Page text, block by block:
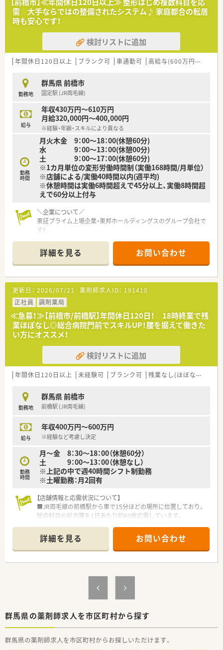
■会社と店舗の距離が非常に近く相談もしやすいため、風通しが
良くて良好な人間関係が築かれています。
■人と人とのつながりを重要視する社風があり、お互いに助け合
いながら業務を進める職場です。
【こんな方にオススメ】
■残業が少なく有給休暇も取得しやすいため、ワークライフバラ
■主な応需科目が小児科や皮膚科、アレルギー科などの比較的軽
量な科目をお探しの方におすすめです。
■社長が現場に理解を示してくれるような、風通しが良い調剤チ
ェーンで就業したい方に向いています。
需 大手ならではの整備されたシステム♪ 家庭都合の転居
時も安心です！
検討リストに追加
年間休日120日以上 ブランク可 車通勤可 高給与(600万円以上)
勤務地
群馬県 前橋市
国定駅 (JR両毛線)
給与
年収430万円～610万円
月給320,000円～400,000円
※経験・年齢・スキルにより異なる
勤務
時間
月火木金 9：00～18：00(休憩60分)
水 9：00～13：00(休憩00分)
土 9：00～17：00(休憩60分)
※1カ月単位の変形労働時間制（実働168時間/月単位）
※店舗による/実働40時間以内(週平均)
※休憩時間は実働6時間超えで45分以上、実働8時間超
えで60分以上付与
＼企業について／
東証プライム上場企業・東邦ホールディングスのグループ会社で
す！
「全ては健康を願う人々のために」をモットーに、地域の皆さま
に信頼されるかかりつけ薬局を目指しています。
≪≪≪ ここが魅力 ≫≫≫
☆【教育・研修制度】
フォローアップ研修・エキスパート研修・薬局長研修・管理者研修
などスキルに合わせた研修制度をご用意。
またe-learningを導入しており、こちらは会社で費用補助をして
います。
その他、学会発表にも積極的に参加しており、日々の取り組みか
ら奨励し調剤過誤防止については全社共有しています。
☆【福利厚生面】
産前・産後・育児休暇は100%取得可能で、時短勤務で働く社員も
多数いる環境です。
応じて、長く安心して働ける環境作りをしております。
詳細を見る お問い合わせ
更新日： 2026/07/21 薬剤師求人ID： 191410
正社員
調剤薬局
≪急募！≫【前橋市/前橋駅】年間休日120日！ 18時終業で残
業ほぼなし◎総合病院門前でスキルUP！腰を据えて働きた
い方にオススメ！
検討リストに追加
年間休日120日以上 未経験可 ブランク可 残業なし(ほぼなし含む)
勤務地
群馬県 前橋市
前橋駅 (JR両毛線)
給与
年収400万円～600万円
※経験など考慮し決定
勤務
時間
月～金 8：30～18：00（休憩60分）
土 9：00～13：00（休憩なし）
※上記の中で週40時間シフト制勤務
※土曜勤務：月2回有
【店舗情報と応需状況について】
■JR両毛線の前橋駅から車で15分ほどの場所に位置しており、
総合科目の処方箋を1日あたり約60枚応需しています。
名体制で協力しながらゆとりを持って業務に取り組めます。
■周辺の医療機関との連携も密に取れており、幅広い疾患に対応
できるため、薬剤師としてのスキルアップに繋がる環境です。
■産前産後休業や育児休業の取得率がほぼ100％と非常に高く、
ライフステージの変化に合わせて柔軟に働き続けられる環境で
め、焦ることなく患者様との対話に時間をかけることができま
ビスを生み出す前向きな姿勢を大切にしている職場環境です。
詳細を見る お問い合わせ
群馬県の薬剤師求人を市区町村から探す
群馬県の薬剤師求人を市区町村からお探しいただけます。